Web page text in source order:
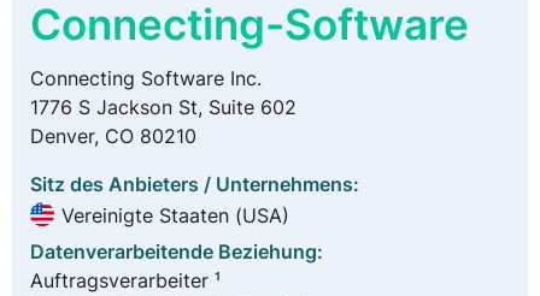
Connecting-Software
Connecting Software Inc.
1776 S Jackson St, Suite 602
Denver, CO 80210
Sitz des Anbieters / Unternehmens:
Vereinigte Staaten (USA)
Datenverarbeitende Beziehung:
Auftragsverarbeiter ¹